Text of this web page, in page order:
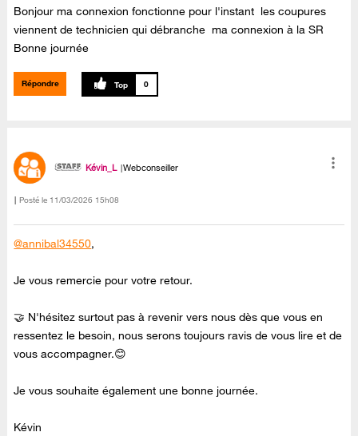
Bonjour ma connexion fonctionne pour l'instant les coupures
viennent de technicien qui débranche ma connexion à la SR
Bonne journée
Répondre 0
Kévin_L Webconseiller
Posté le ‎11/03/2026 15h08
@annibal34550,
Je vous remercie pour votre retour.
🤝 N'hésitez surtout pas à revenir vers nous dès que vous en
ressentez le besoin, nous serons toujours ravis de vous lire et de
vous accompagner.😊
Je vous souhaite également une bonne journée.
Kévin